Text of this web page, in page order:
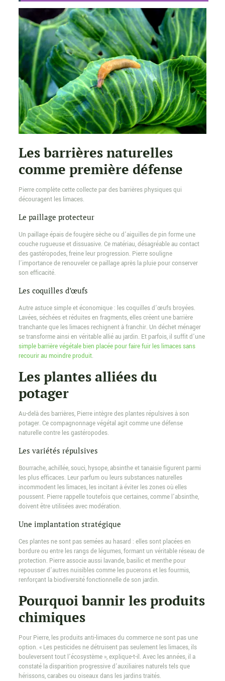
Les barrières naturelles
comme première défense
Pierre complète cette collecte par des barrières physiques qui
découragent les limaces.
Le paillage protecteur
Un paillage épais de fougère sèche ou d’aiguilles de pin forme une
couche rugueuse et dissuasive. Ce matériau, désagréable au contact
des gastéropodes, freine leur progression. Pierre souligne
l’importance de renouveler ce paillage après la pluie pour conserver
son efficacité.
Les coquilles d’œufs
Autre astuce simple et économique : les coquilles d’œufs broyées.
Lavées, séchées et réduites en fragments, elles créent une barrière
tranchante que les limaces rechignent à franchir. Un déchet ménager
se transforme ainsi en véritable allié au jardin. Et parfois, il suffit d’une
simple barrière végétale bien placée pour faire fuir les limaces sans
recourir au moindre produit.
Les plantes alliées du
potager
Au-delà des barrières, Pierre intègre des plantes répulsives à son
potager. Ce compagnonnage végétal agit comme une défense
naturelle contre les gastéropodes.
Les variétés répulsives
Bourrache, achillée, souci, hysope, absinthe et tanaisie figurent parmi
les plus efficaces. Leur parfum ou leurs substances naturelles
incommodent les limaces, les incitant à éviter les zones où elles
poussent. Pierre rappelle toutefois que certaines, comme l’absinthe,
doivent être utilisées avec modération.
Une implantation stratégique
Ces plantes ne sont pas semées au hasard : elles sont placées en
bordure ou entre les rangs de légumes, formant un véritable réseau de
protection. Pierre associe aussi lavande, basilic et menthe pour
repousser d’autres nuisibles comme les pucerons et les fourmis,
renforçant la biodiversité fonctionnelle de son jardin.
Pourquoi bannir les produits
chimiques
Pour Pierre, les produits anti-limaces du commerce ne sont pas une
option. « Les pesticides ne détruisent pas seulement les limaces, ils
bouleversent tout l’écosystème », explique-t-il. Avec les années, il a
constaté la disparition progressive d’auxiliaires naturels tels que
hérissons, carabes ou oiseaux dans les jardins traités.